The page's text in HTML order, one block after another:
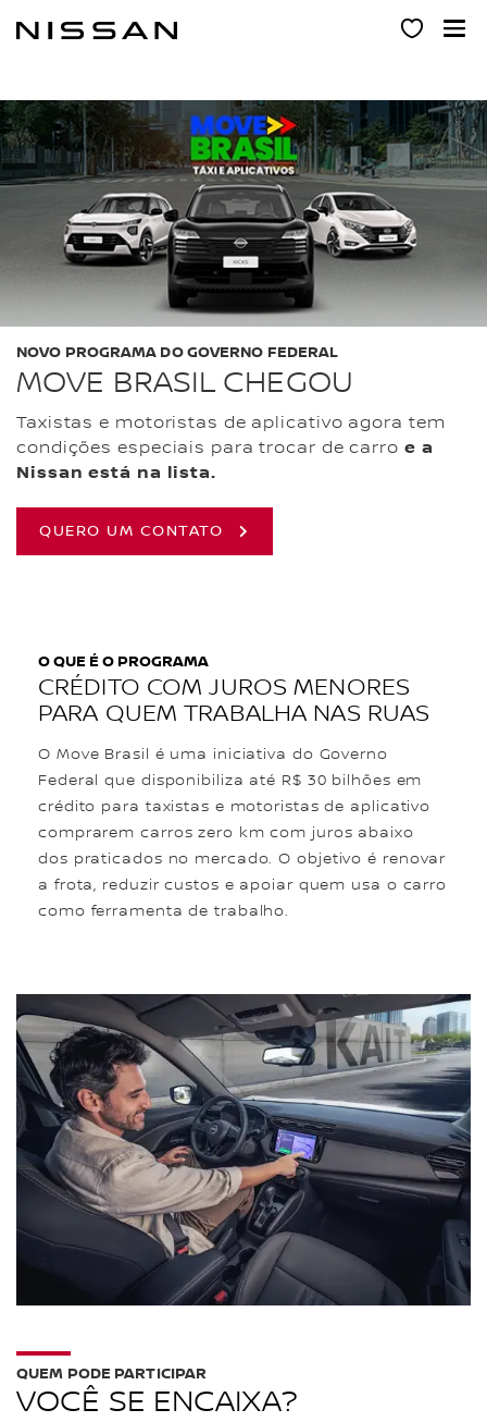
para
MOVE BRASIL CHEGOU
NOVO PROGRAMA DO GOVERNO FEDERAL
Taxistas e motoristas de aplicativo agora tem
condições especiais para trocar de carro e a
Nissan está na lista.
QUERO UM CONTATO
O QUE É O PROGRAMA
CRÉDITO COM JUROS MENORES
PARA QUEM TRABALHA NAS RUAS
O Move Brasil é uma iniciativa do Governo
Federal que disponibiliza até R$ 30 bilhões em
crédito para taxistas e motoristas de aplicativo
comprarem carros zero km com juros abaixo
dos praticados no mercado. O objetivo é renovar
a frota, reduzir custos e apoiar quem usa o carro
como ferramenta de trabalho.
VOCÊ SE ENCAIXA?
QUEM PODE PARTICIPAR